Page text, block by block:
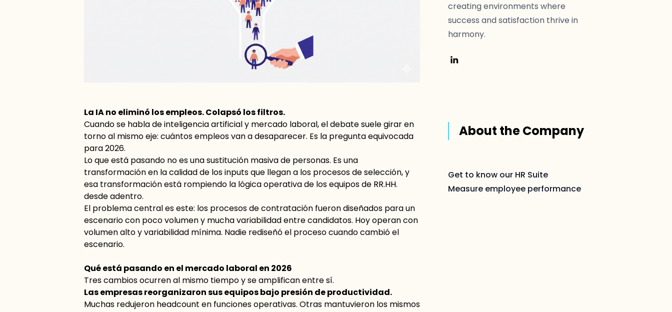
La IA no eliminó los empleos. Colapsó los filtros.
Cuando se habla de inteligencia artificial y mercado laboral, el debate suele girar en
torno al mismo eje: cuántos empleos van a desaparecer. Es la pregunta equivocada
para 2026.
Lo que está pasando no es una sustitución masiva de personas. Es una
transformación en la calidad de los inputs que llegan a los procesos de selección, y
esa transformación está rompiendo la lógica operativa de los equipos de RR.HH.
desde adentro.
El problema central es este: los procesos de contratación fueron diseñados para un
escenario con poco volumen y mucha variabilidad entre candidatos. Hoy operan con
volumen alto y variabilidad mínima. Nadie rediseñó el proceso cuando cambió el
escenario.
Qué está pasando en el mercado laboral en 2026
Tres cambios ocurren al mismo tiempo y se amplifican entre sí.
Las empresas reorganizaron sus equipos bajo presión de productividad.
Muchas redujeron headcount en funciones operativas. Otras mantuvieron los mismos
creating environments where
success and satisfaction thrive in
harmony.
About the Company
Get to know our HR Suite
Measure employee performance